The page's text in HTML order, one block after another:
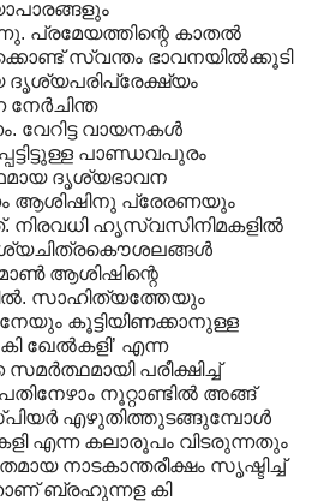
പ്രമേയത്തിന്റെ കാതൽ
സ്വന്തം ഭാവനയിൽക്കൂടി
നേർചിന്ത
വേറിട്ട വായനകൾ
പാണ്ഡവപുരം
ദൃശ്യഭാവന
ആശിഷിനു പ്രേരണയും
ഹൃസ്വസിനിമകളിൽ
ആശിഷിന്റെ
സാഹിത്യത്തേയും
കൂട്ടിയിണക്കാനുള്ള
ഖേൽകളി’ എന്ന
പരീക്ഷിച്ച്
നൂറ്റാണ്ടിൽ അങ്ങ്
എഴുതിത്തുടങ്ങുമ്പോൾ
എന്ന കലാരൂപം വിടരുന്നതും
നാടകാന്തരീക്ഷം സൃഷ്ടിച്ച്
ബ്രഹുന്നള കി